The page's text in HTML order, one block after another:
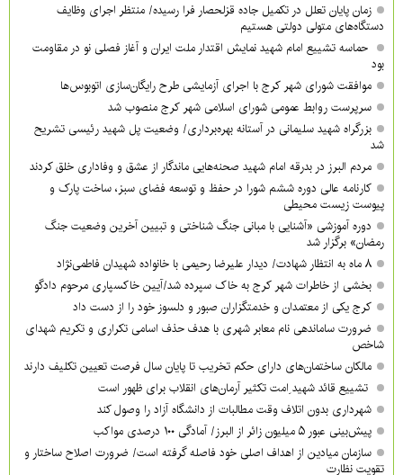
زمان پایان تعلل در تکمیل جاده قزلحصار فرا رسیده/ منتظر اجرای وظایف
دستگاه‌های متولی دولتی هستیم
حماسه تشییع امام شهید نمایش اقتدار ملت ایران و آغاز فصلی نو در مقاومت
بود
موافقت شورای شهر کرج با اجرای آزمایشی طرح رایگان‌سازی اتوبوس‌ها
سرپرست روابط عمومی شورای اسلامی شهر کرج منصوب شد
بزرگراه شهید سلیمانی در آستانه بهره‌برداری/ وضعیت پل شهید رئیسی تشریح
شد
مردم البرز در بدرقه امام شهید صحنه‌هایی ماندگار از عشق و وفاداری خلق کردند
کارنامه عالی دوره ششم شورا در حفظ و توسعه فضای سبز، ساخت پارک و
پیوست زیست محیطی
دوره آموزشی «آشنایی با مبانی جنگ شناختی و تبیین آخرین وضعیت جنگ
رمضان» برگزار شد
۸ ماه به انتظار شهادت/ دیدار علیرضا رحیمی با خانواده شهیدان فاطمی‌نژاد
بخشی از خاطرات شهر کرج به خاک سپرده شد/آیین خاکسپاری مرحوم دادگو
کرج یکی از معتمدان و خدمتگزاران صبور و دلسوز خود را از دست داد
ضرورت ساماندهی نام‌ معابر شهری با هدف حذف اسامی تکراری و تکریم شهدای
شاخص
مالکان ساختمان‌های دارای حکم تخریب تا پایان سال فرصت تعیین تکلیف دارند
تشییع قائد شهید ِامت تکثیر آرمان‌های انقلاب برای ظهور است
شهرداری بدون اتلاف وقت مطالبات از دانشگاه آزاد را وصول کند
پیش‌بینی عبور ۵ میلیون زائر از البرز/ آمادگی ۱۰۰ درصدی مواکب
سازمان میادین از اهداف اصلی خود فاصله گرفته است/ ضرورت اصلاح ساختار و
تقویت نظارت